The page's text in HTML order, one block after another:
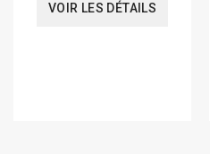
VOIR LES DÉTAILS